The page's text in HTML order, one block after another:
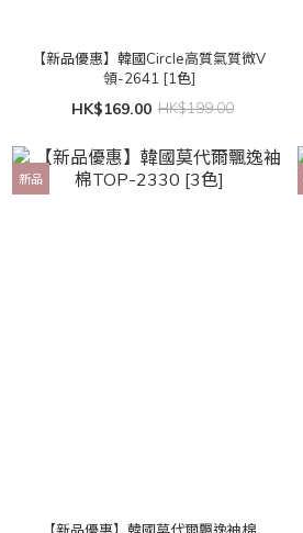
【新品優惠】韓國Circle高質氣質微V
領-2641 [1色]
HK$169.00 HK$199.00
新品